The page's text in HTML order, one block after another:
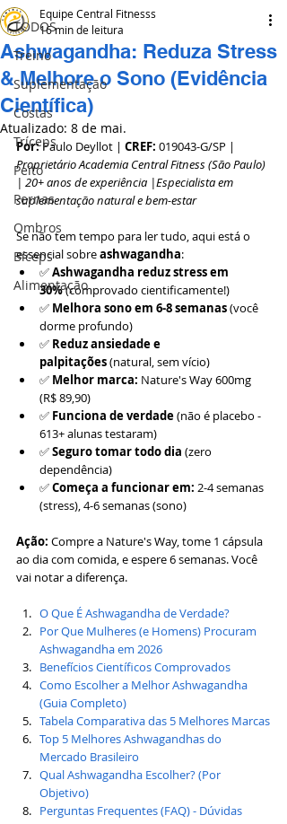
TODOS
Treino
Suplementação
Costas
Tríceps
Peito
Pernas
Ombros
Bíceps
Alimentação
Ashwagandha: Reduza Stress
& Melhore o Sono (Evidência
Científica)
Equipe Central Fitnesss
16 min de leitura
Atualizado: 8 de mai.
Por: Paulo Deyllot | CREF: 019043-G/SP |
Proprietário Academia Central Fitness (São Paulo)
| 20+ anos de experiência |Especialista em
suplementação natural e bem-estar
Se não tem tempo para ler tudo, aqui está o
essencial sobre ashwagandha:
✅ Ashwagandha reduz stress em
30% (comprovado cientificamente!)
✅ Melhora sono em 6-8 semanas (você
dorme profundo)
✅ Reduz ansiedade e
palpitações (natural, sem vício)
✅ Melhor marca: Nature's Way 600mg
(R$ 89,90)
✅ Funciona de verdade (não é placebo -
613+ alunas testaram)
✅ Seguro tomar todo dia (zero
dependência)
✅ Começa a funcionar em: 2-4 semanas
(stress), 4-6 semanas (sono)
Ação: Compre a Nature's Way, tome 1 cápsula
ao dia com comida, e espere 6 semanas. Você
vai notar a diferença.
O Que É Ashwagandha de Verdade?
Por Que Mulheres (e Homens) Procuram
Ashwagandha em 2026
Benefícios Científicos Comprovados
Como Escolher a Melhor Ashwagandha
(Guia Completo)
Tabela Comparativa das 5 Melhores Marcas
Top 5 Melhores Ashwagandhas do
Mercado Brasileiro
Qual Ashwagandha Escolher? (Por
Objetivo)
Perguntas Frequentes (FAQ) - Dúvidas